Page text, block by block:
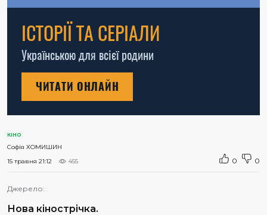
ІСТОРІЇ ТА СЕРІАЛИ
Українською для всієї родини
ЧИТАТИ ОНЛАЙН
КІНО
Софія ХОМИШИН
15 травня 21:12
455 0 0
Джерело:
Нова кінострічка.